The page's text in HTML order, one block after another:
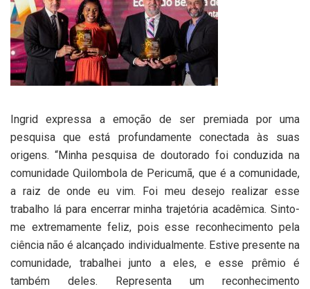
Ingrid expressa a emoção de ser premiada por uma
pesquisa que está profundamente conectada às suas
origens. “Minha pesquisa de doutorado foi conduzida na
comunidade Quilombola de Pericumã, que é a comunidade,
a raiz de onde eu vim. Foi meu desejo realizar esse
trabalho lá para encerrar minha trajetória acadêmica. Sinto-
me extremamente feliz, pois esse reconhecimento pela
ciência não é alcançado individualmente. Estive presente na
comunidade, trabalhei junto a eles, e esse prêmio é
também deles. Representa um reconhecimento